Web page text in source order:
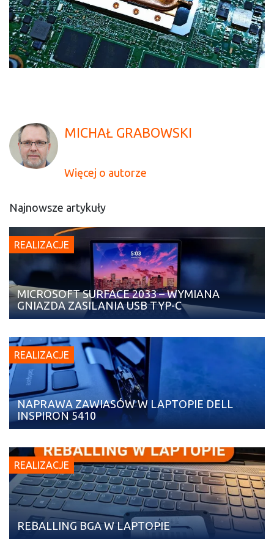
MICHAŁ GRABOWSKI
Więcej o autorze
Najnowsze artykuły
REALIZACJE
MICROSOFT SURFACE 2033 – WYMIANA
GNIAZDA ZASILANIA USB TYP-C
REALIZACJE
NAPRAWA ZAWIASÓW W LAPTOPIE DELL
INSPIRON 5410
REALIZACJE
REBALLING BGA W LAPTOPIE